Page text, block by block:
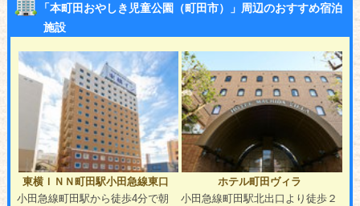
「本町田おやしき児童公園（町田市）」周辺のおすすめ宿泊
施設
東横ＩＮＮ町田駅小田急線東口
小田急線町田駅から徒歩4分で朝
ホテル町田ヴィラ
小田急線町田駅北出口より徒歩２